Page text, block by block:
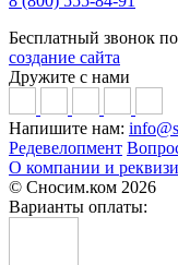
Бесплатный звонок
создание сайта
Дружите с нами
Напишите нам:
Редевелопмент
О компании и
© Сносим.ком 2026
Варианты оплаты: